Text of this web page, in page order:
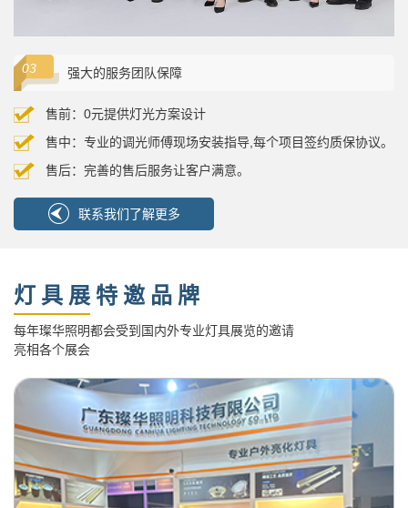
强大的服务团队保障
售前：0元提供灯光方案设计
售中：专业的调光师傅现场安装指导,每个项目签约质保协议。
售后：完善的售后服务让客户满意。
联系我们了解更多
灯具展特邀品牌
每年璨华照明都会受到国内外专业灯具展览的邀请
亮相各个展会